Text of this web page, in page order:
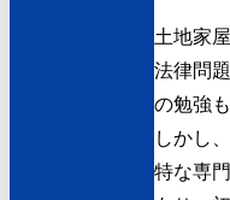
土地家
法律問
の勉強
しかし
特な専